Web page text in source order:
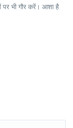
भी गौर करें। आशा है